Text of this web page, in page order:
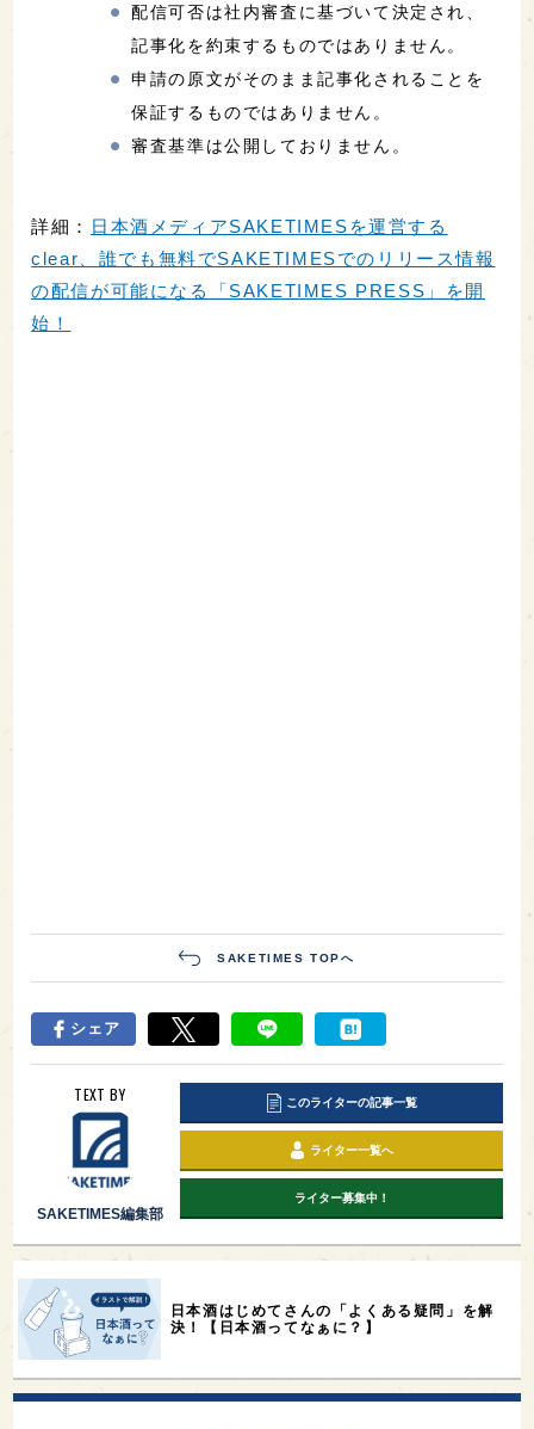
配信可否は社内審査に基づいて決定され、
記事化を約束するものではありません。
申請の原文がそのまま記事化されることを
保証するものではありません。
審査基準は公開しておりません。
詳細：
日本酒メディアSAKETIMESを運営する
clear、誰でも無料でSAKETIMESでのリリース情報
の配信が可能になる「SAKETIMES PRESS」を開
始！
SAKETIMES TOPへ
シェア
TEXT BY
SAKETIMES編集部
このライターの記事一覧
ライター一覧へ
ライター募集中！
日本酒はじめてさんの「よくある疑問」を解
決！【日本酒ってなぁに？】